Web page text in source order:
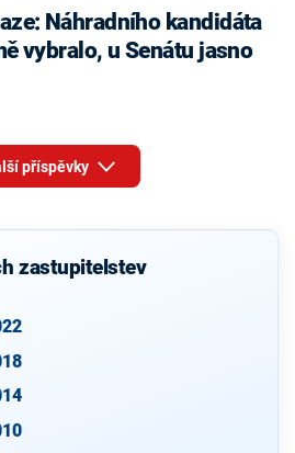
Náhradního kandidáta
vybralo, u Senátu jasno
příspěvky
zastupitelstev